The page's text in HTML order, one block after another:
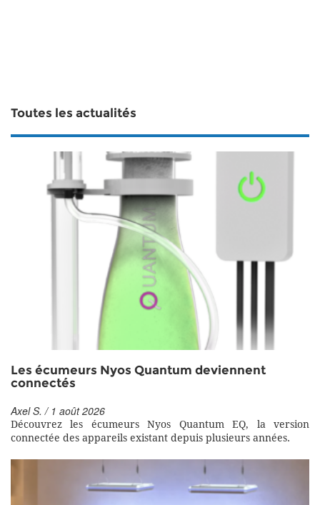
Toutes les actualités
Les écumeurs Nyos Quantum deviennent
connectés
Axel S. / 1 août 2026
Découvrez les écumeurs Nyos Quantum EQ, la version
connectée des appareils existant depuis plusieurs années.